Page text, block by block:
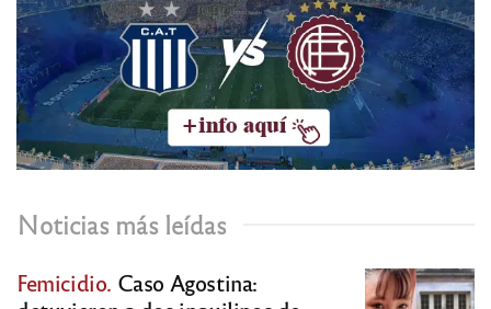
Noticias más leídas
Femicidio. Caso Agostina: